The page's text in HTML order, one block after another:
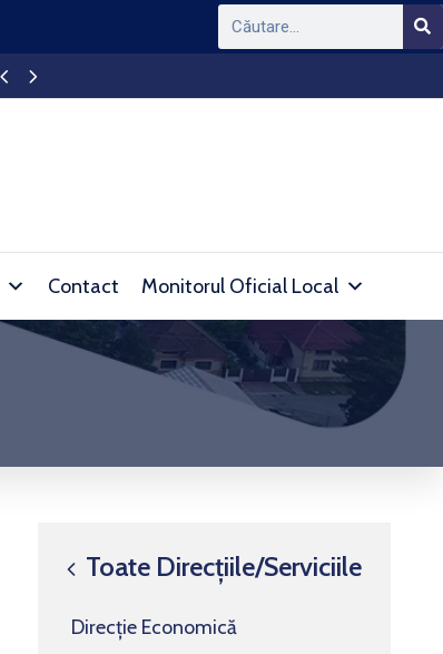
Contact Monitorul Oficial Local
Toate Direcțiile/Serviciile
Direcție Economică